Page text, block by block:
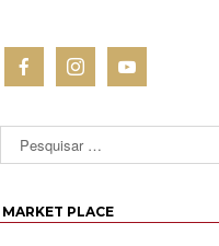
MARKET PLACE